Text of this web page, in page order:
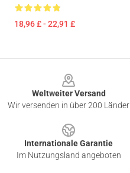
18,96 £ - 22,91 £
Weltweiter Versand
Wir versenden in über 200 Länder
Internationale Garantie
Im Nutzungsland angeboten